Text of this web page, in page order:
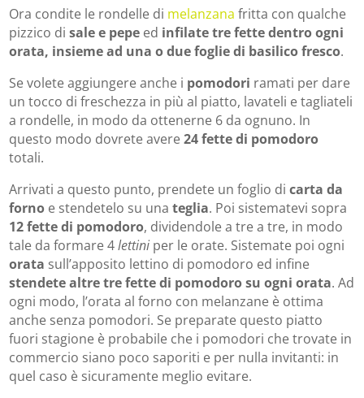
Ora condite le rondelle di melanzana fritta con qualche
pizzico disale e pepe ed infilate tre fette dentro ogni
orata, insieme ad una o due foglie di basilico fresco.
Se volete aggiungere anche i pomodori ramati per dare
un tocco di freschezza in più al piatto, lavateli e tagliateli
a rondelle, in modo da ottenerne 6 da ognuno. In
questo modo dovrete avere24 fette di pomodoro
totali.
Arrivati a questo punto, prendete un foglio dicarta da
forno e stendetelo su unateglia. Poi sistematevi sopra
12 fette di pomodoro, dividendole a tre a tre, in modo
tale da formare 4lettini per le orate. Sistemate poi ogni
orata sull’apposito lettino di pomodoro ed infine
stendete altre tre fette di pomodoro su ogni orata. Ad
ogni modo, l’orata al forno con melanzane è ottima
anche senza pomodori. Se preparate questo piatto
fuori stagione è probabile che i pomodori che trovate in
commercio siano poco saporiti e per nulla invitanti: in
quel caso è sicuramente meglio evitare.